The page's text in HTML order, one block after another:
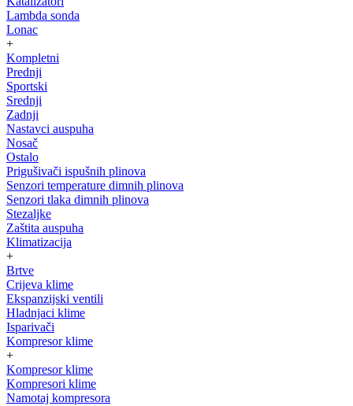
Lambda sonda
Lonac
+
Kompletni
Prednji
Sportski
Srednji
Zadnji
Nastavci auspuha
Nosač
Ostalo
Prigušivači ispušnih plinova
Senzori temperature dimnih plinova
Senzori tlaka dimnih plinova
Stezaljke
Zaštita auspuha
Klimatizacija
+
Brtve
Crijeva klime
Ekspanzijski ventili
Hladnjaci klime
Isparivači
Kompresor klime
+
Kompresor klime
Kompresori klime
Namotaj kompresora